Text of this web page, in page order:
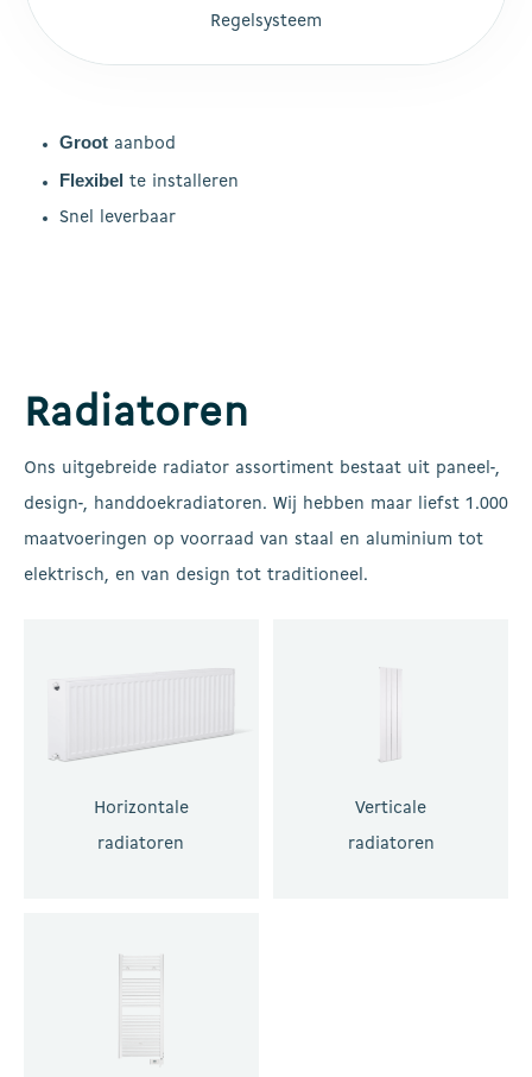
Regelsysteem
Groot aanbod
Flexibel te installeren
Snel leverbaar
Radiatoren
Ons uitgebreide radiator assortiment bestaat uit paneel-,
design-, handdoekradiatoren. Wij hebben maar liefst 1.000
maatvoeringen op voorraad van staal en aluminium tot
elektrisch, en van design tot traditioneel.
Horizontale
radiatoren
Verticale
radiatoren